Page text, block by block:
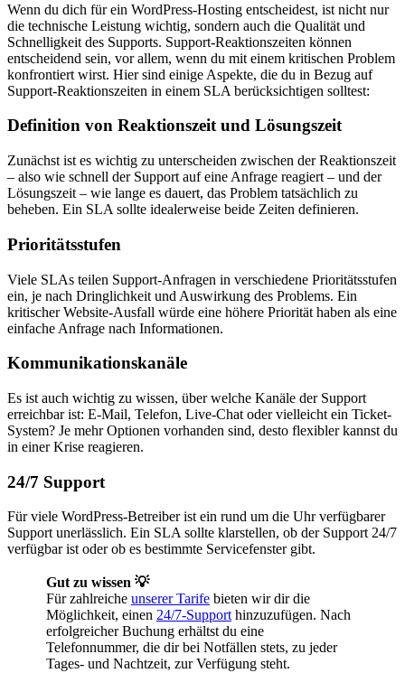
Wenn du dich für ein WordPress-Hosting entscheidest, ist nicht nur
die technische Leistung wichtig, sondern auch die Qualität und
Schnelligkeit des Supports. Support-Reaktionszeiten können
entscheidend sein, vor allem, wenn du mit einem kritischen Problem
konfrontiert wirst. Hier sind einige Aspekte, die du in Bezug auf
Support-Reaktionszeiten in einem SLA berücksichtigen solltest:
Definition von Reaktionszeit und Lösungszeit
Zunächst ist es wichtig zu unterscheiden zwischen der Reaktionszeit
– also wie schnell der Support auf eine Anfrage reagiert – und der
Lösungszeit – wie lange es dauert, das Problem tatsächlich zu
beheben. Ein SLA sollte idealerweise beide Zeiten definieren.
Prioritätsstufen
Viele SLAs teilen Support-Anfragen in verschiedene Prioritätsstufen
ein, je nach Dringlichkeit und Auswirkung des Problems. Ein
kritischer Website-Ausfall würde eine höhere Priorität haben als eine
einfache Anfrage nach Informationen.
Kommunikationskanäle
Es ist auch wichtig zu wissen, über welche Kanäle der Support
erreichbar ist: E-Mail, Telefon, Live-Chat oder vielleicht ein Ticket-
System? Je mehr Optionen vorhanden sind, desto flexibler kannst du
in einer Krise reagieren.
24/7 Support
Für viele WordPress-Betreiber ist ein rund um die Uhr verfügbarer
Support unerlässlich. Ein SLA sollte klarstellen, ob der Support 24/7
verfügbar ist oder ob es bestimmte Servicefenster gibt.
Gut zu wissen 💡
Für zahlreiche unserer Tarife bieten wir dir die
Möglichkeit, einen 24/7-Support hinzuzufügen. Nach
erfolgreicher Buchung erhältst du eine
Telefonnummer, die dir bei Notfällen stets, zu jeder
Tages- und Nachtzeit, zur Verfügung steht.